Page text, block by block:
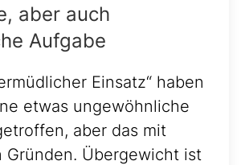
aber auch
Aufgabe
Einsatz“ haben
etwas ungewöhnliche
aber das mit
Gründen. Übergewicht ist